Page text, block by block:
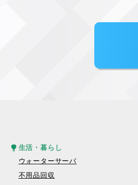
生活・暮らし
ウォーターサーバ
不用品回収